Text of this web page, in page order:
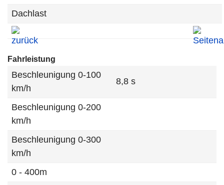
Dachlast
Fahrleistung
Beschleunigung 0-100
km/h
8,8 s
Beschleunigung 0-200
km/h
Beschleunigung 0-300
km/h
0 - 400m